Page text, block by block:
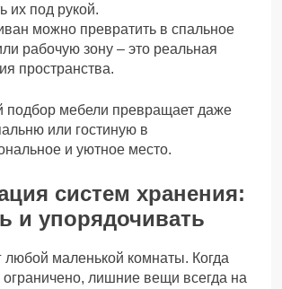
их под рукой.
можно превратить в спальное
рабочую зону – это реальная
пространства.
подбор мебели превращает даже
или гостиную в
и уютное место.
систем хранения:
и упорядочивать
любой маленькой комнаты. Когда
ограничено, лишние вещи всегда на